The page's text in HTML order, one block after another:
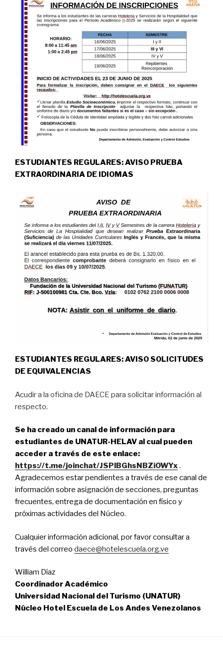
ESTUDIANTES REGULARES:AVISO PRUEBA
EXTRAORDINARIA DE IDIOMAS
ESTUDIANTES REGULARES:AVISO SOLICITUDES
DE EQUIVALENCIAS
Acudir a la oficina de DAECE para solicitar información al
respecto.
Se ha creado un canal de información para
estudiantes de UNATUR-HELAV al cual pueden
acceder a través de este enlace:
https://t.me/joinchat/JSPlBGhsNBZiOWYx.
Agradecemos estar pendientes a través de ese canal de
información sobre asignación de secciones, preguntas
frecuentes, entrega de documentación en físico y
próximas actividades del Núcleo.
Cualquier información adicional, por favor consultar a
través del correo daece@hotelescuela.org.ve
William Díaz
Coordinador Académico
Universidad Nacional del Turismo (UNATUR)
Núcleo Hotel Escuela de Los Andes Venezolanos